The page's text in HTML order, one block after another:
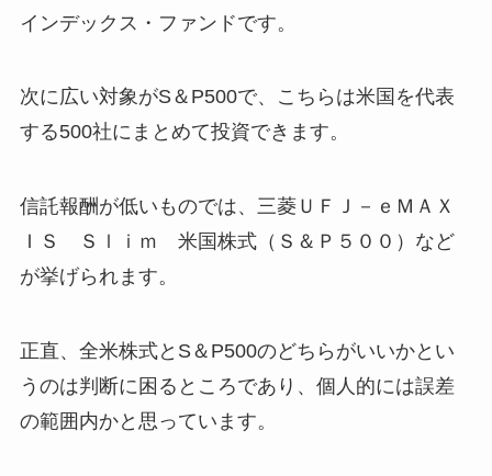
インデックス・ファンドです。
次に広い対象がS＆P500で、こちらは米国を代表
する500社にまとめて投資できます。
信託報酬が低いものでは、三菱ＵＦＪ－ｅＭＡＸ
ＩＳ Ｓｌｉｍ 米国株式（Ｓ＆Ｐ５００）など
が挙げられます。
正直、全米株式とS＆P500のどちらがいいかとい
うのは判断に困るところであり、個人的には誤差
の範囲内かと思っています。